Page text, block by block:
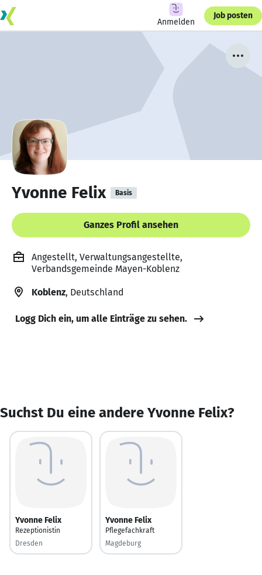
Anmelden
Job posten
Yvonne Felix Basis
Ganzes Profil ansehen
Angestellt, Verwaltungsangestellte,
Verbandsgemeinde Mayen-Koblenz
Koblenz, Deutschland
Logg Dich ein, um alle Einträge zu sehen.
Suchst Du eine andere Yvonne Felix?
Yvonne Felix
Rezeptionistin
Dresden
Yvonne Felix
Pflegefachkraft
Magdeburg